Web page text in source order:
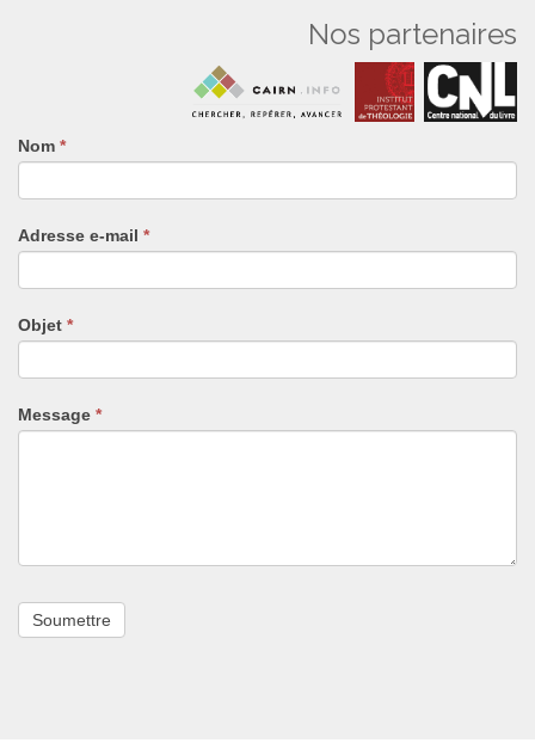
Nos partenaires
Nom *
Adresse e-mail *
Objet *
Message *
Si
vous
êtes
humain,
remplissez
ce